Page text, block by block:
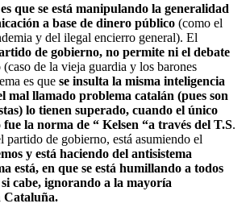
que se está manipulando la generalidad
a base de dinero público (como el
y del ilegal encierro general). El
de gobierno, no permite ni el debate
(caso de la vieja guardia y los barones
es que se insulta la misma inteligencia
mal llamado problema catalán (pues son
lo tienen superado, cuando el único
la norma de “ Kelsen “a través del T.S.
partido de gobierno, está asumiendo el
y está haciendo del antisistema
está, en que se está humillando a todos
si cabe, ignorando a la mayoría
Cataluña.